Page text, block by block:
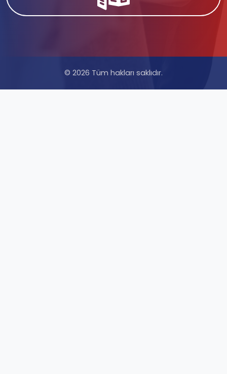
© 2026 Tüm hakları saklıdır.